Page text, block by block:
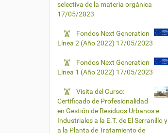
selectiva de la materia orgánica
17/05/2023
Fondos Next Generation
Línea 2 (Año 2022) 17/05/2023
Fondos Next Generation
Línea 1 (Año 2022) 17/05/2023
Visita del Curso:
Certificado de Profesionalidad
en Gestión de Residuos Urbanos e
Industriales a la E.T. de El Serranillo y
a la Planta de Tratamiento de